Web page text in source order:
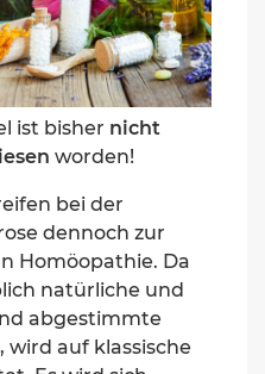
ist bisher nicht
worden!
bei der
dennoch zur
Homöopathie. Da
natürliche und
abgestimmte
auf klassische